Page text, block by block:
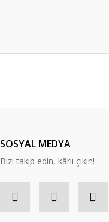
SOSYAL MEDYA
Bizi takip edin, kârlı çıkın!